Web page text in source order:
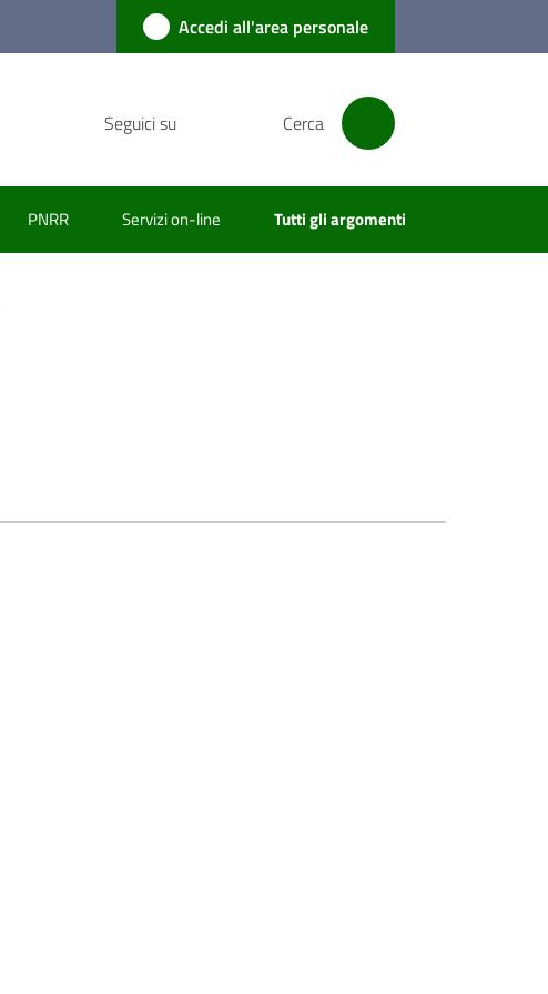
Accedi all'area personale
Seguici su Cerca
PNRR Servizi on-line Tutti gli argomenti